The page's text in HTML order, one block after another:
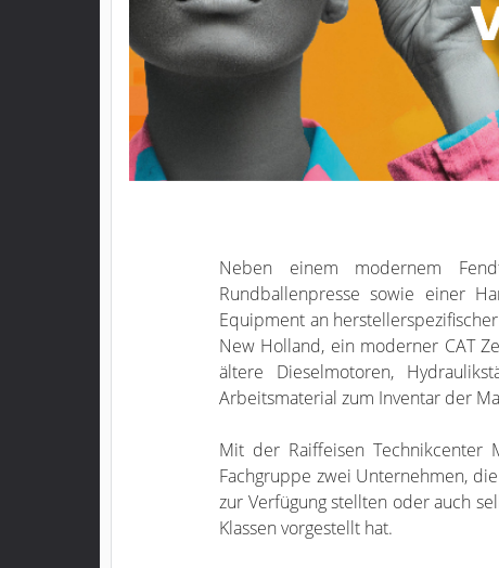
Neben einem modernem
Rundballenpresse sowie einer
Equipment an
New Holland, ein moderner CAT
ältere Dieselmotoren,
Arbeitsmaterial zum Inventar der
Mit der Raiffeisen Technikcenter
Fachgruppe zwei Unternehmen,
zur Verfügung stellten oder auch
Klassen vorgestellt hat.